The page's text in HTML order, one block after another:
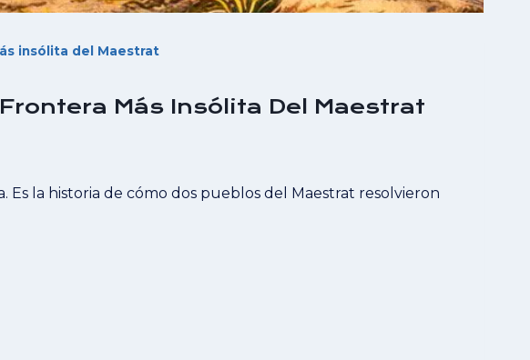
insólita del Maestrat
Más Insólita Del Maestrat
Es la historia de cómo dos pueblos del Maestrat resolvieron